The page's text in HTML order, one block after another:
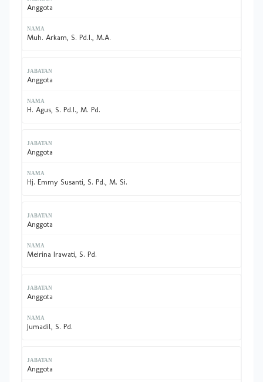
Anggota
Muh. Arkam, S. Pd.I., M.A.
Anggota
H. Agus, S. Pd.I., M. Pd.
Anggota
Hj. Emmy Susanti, S. Pd., M. Si.
Anggota
Meirina Irawati, S. Pd.
Anggota
Jumadil, S. Pd.
Anggota